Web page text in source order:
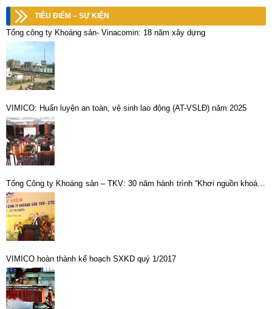
TIÊU ĐIỂM – SỰ KIỆN
Tổng công ty Khoáng sản- Vinacomin: 18 năm xây dựng
VIMICO: Huấn luyện an toàn, vệ sinh lao động (AT-VSLĐ) năm 2025
Tổng Công ty Khoáng sản – TKV: 30 năm hành trình “Khơi nguồn khoáng
sản, kiến tạo tương lai”
VIMICO hoàn thành kế hoạch SXKD quý 1/2017